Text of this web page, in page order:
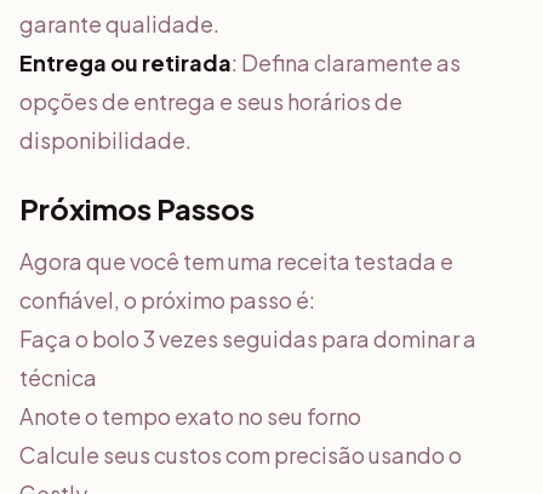
garante qualidade.
Entrega ou retirada: Defina claramente as
opções de entrega e seus horários de
disponibilidade.
Próximos Passos
Agora que você tem uma receita testada e
confiável, o próximo passo é:
Faça o bolo 3 vezes seguidas para dominar a
técnica
Anote o tempo exato no seu forno
Calcule seus custos com precisão usando o